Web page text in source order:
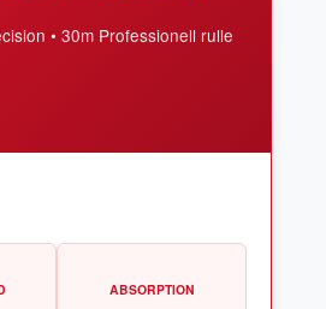
• 30m Professionell rulle
ABSORPTION